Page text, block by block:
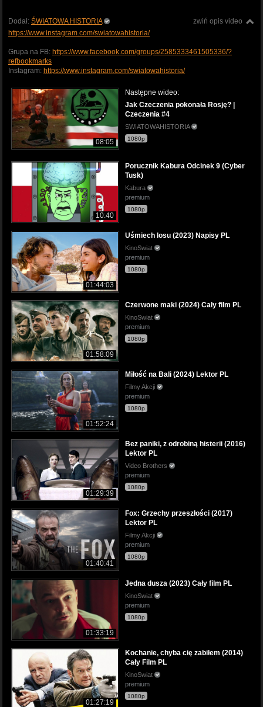
zwiń opis video
Dodał: ŚWIATOWA HISTORIA
https://www.instagram.com/swiatowahistoria/
Grupa na FB: https://www.facebook.com/groups/2585333461505336/?
refbookmarks
Instagram: https://www.instagram.com/swiatowahistoria/
08:05
Następne wideo:
Jak Czeczenia pokonała Rosję? |
Czeczenia #4
SWIATOWAHISTORIA
1080p
10:40
Porucznik Kabura Odcinek 9 (Cyber
Tusk)
Kabura
premium
1080p
01:44:03
Uśmiech losu (2023) Napisy PL
KinoSwiat
premium
1080p
01:58:09
Czerwone maki (2024) Cały film PL
KinoSwiat
premium
1080p
01:52:24
Miłość na Bali (2024) Lektor PL
Filmy Akcji
premium
1080p
01:29:39
Bez paniki, z odrobiną histerii (2016)
Lektor PL
Video Brothers
premium
1080p
01:40:41
Fox: Grzechy przeszłości (2017)
Lektor PL
Filmy Akcji
premium
1080p
01:33:19
Jedna dusza (2023) Cały film PL
KinoSwiat
premium
1080p
01:27:19
Kochanie, chyba cię zabiłem (2014)
Cały Film PL
KinoSwiat
premium
1080p